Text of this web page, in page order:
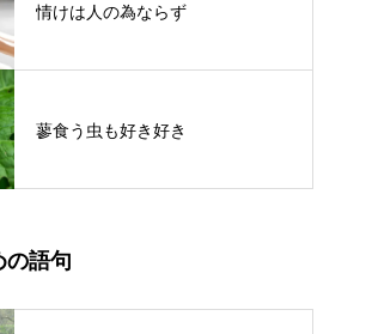
情けは人の為ならず
蓼食う虫も好き好き
の語句